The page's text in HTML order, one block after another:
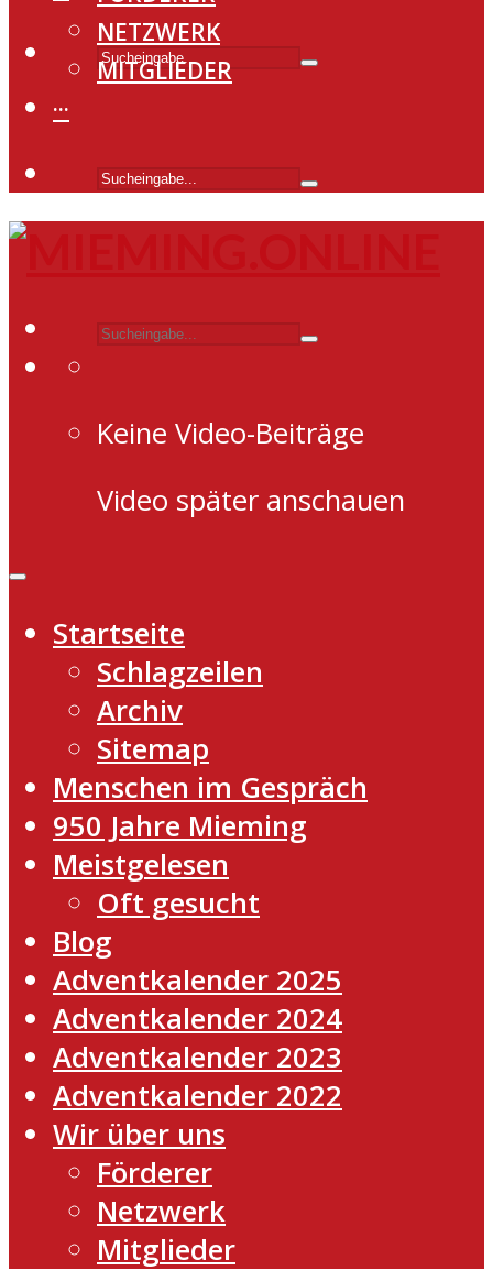
NETZWERK
MITGLIEDER
···
Keine Video-Beiträge
Video später anschauen
Startseite
Schlagzeilen
Archiv
Sitemap
Menschen im Gespräch
950 Jahre Mieming
Meistgelesen
Oft gesucht
Blog
Adventkalender 2025
Adventkalender 2024
Adventkalender 2023
Adventkalender 2022
Wir über uns
Förderer
Netzwerk
Mitglieder